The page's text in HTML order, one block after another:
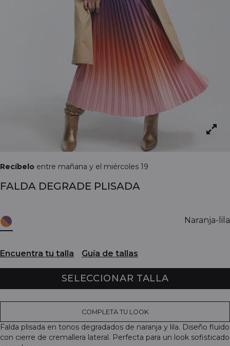
Recíbelo entre mañana y el miércoles 19
FALDA DEGRADE PLISADA
Naranja-lila
Encuentra tu talla Guía de tallas
SELECCIONAR TALLA
COMPLETA TU LOOK
Falda plisada en tonos degradados de naranja y lila. Diseño fluido
con cierre de cremallera lateral. Perfecta para un look sofisticado